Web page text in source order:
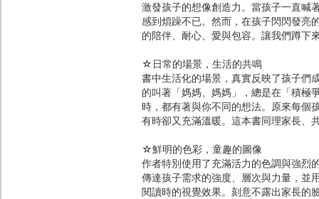
激發孩子的想像創造力。當孩子一直
感到煩躁不已。然而，在孩子閃閃發亮
的陪伴、耐心、愛與包容。讓我們蹲下
☆日常的場景，生活的共鳴
書中生活化的場景，真實反映了孩子們
的叫著「媽媽、媽媽」，總是在「積極
時，都有著與你不同的想法。原來每個
有時卻又充滿溫暖。這本書同理家長、
☆鮮明的色彩，童趣的圖像
作者特別使用了充滿活力的色調與強烈
傳達孩子需求的強度、層次與力量，並
閱讀時的視覺效果。刻意不露出家長的